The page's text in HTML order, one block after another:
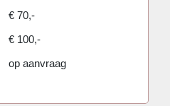
€ 70,-
€ 100,-
op aanvraag